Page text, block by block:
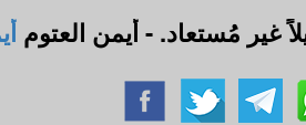
غير مُستعاد. - أيمن العتوم